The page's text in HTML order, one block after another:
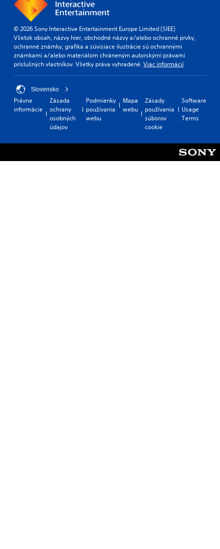
© 2026 Sony Interactive Entertainment Europe Limited (SIEE)
Všetok obsah, názvy hier, obchodné názvy a/alebo ochranné prvky,
ochranné známky, grafika a súvisiace ilustrácie sú ochrannými
známkami a/alebo materiálom chráneným autorskými právami
príslušných vlastníkov. Všetky práva vyhradené.Viac informácií
Slovensko
Právne
informácie
Zásada
ochrany
osobných
údajov
Podmienky
používania
webu
Mapa
webu
Zásady
používania
súborov
cookie
Software
Usage
Terms